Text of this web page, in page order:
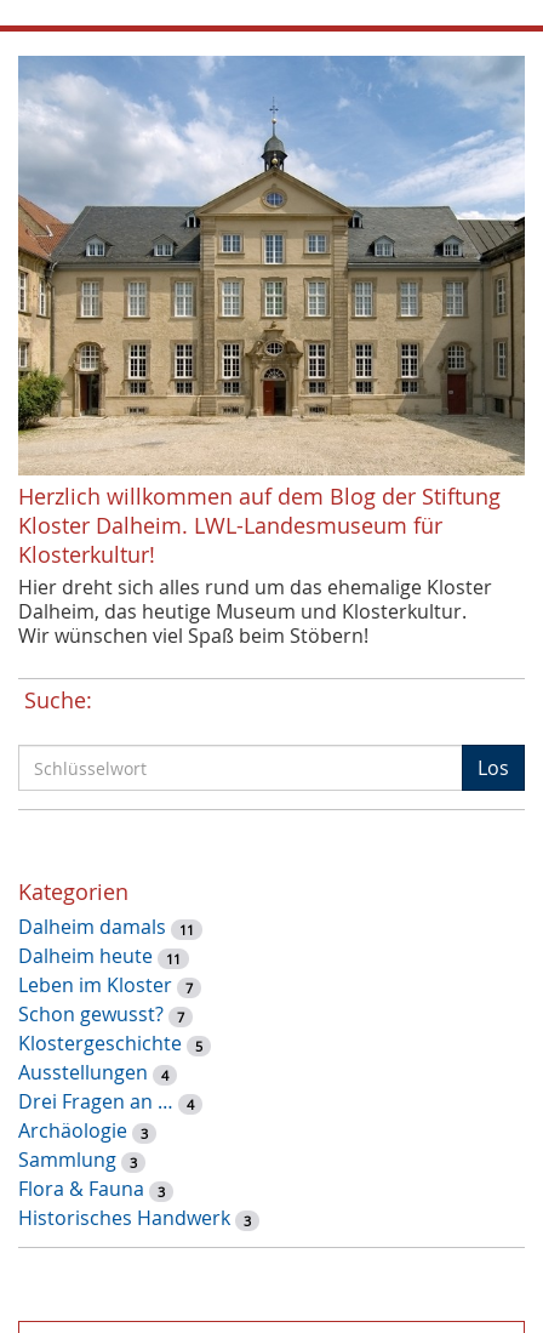
Herzlich willkommen auf dem Blog der Stiftung
Kloster Dalheim. LWL-Landesmuseum für
Klosterkultur!
Hier dreht sich alles rund um das ehemalige Kloster
Dalheim, das heutige Museum und Klosterkultur.
Wir wünschen viel Spaß beim Stöbern!
Suche:
c
h
s
s
e
l
w
o
r
t
-
S
u
c
h
Los
Kategorien
Dalheim damals 11
Dalheim heute 11
Leben im Kloster 7
Schon gewusst? 7
Klostergeschichte 5
Ausstellungen 4
Drei Fragen an … 4
Archäologie 3
Sammlung 3
Flora & Fauna 3
Historisches Handwerk 3